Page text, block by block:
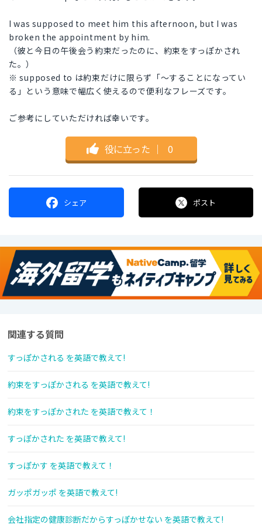
I was supposed to meet him this afternoon, but I was
broken the appointment by him.
（彼と今日の午後会う約束だったのに、約束をすっぽかされ
た。）
※ supposed to は約束だけに限らず「〜することになってい
る」という意味で幅広く使えるので便利なフレーズです。
ご参考にしていただければ幸いです。
役に立った ｜ 0
シェア ポスト
関連する質問
すっぽかされる を英語で教えて!
約束をすっぽかされる を英語で教えて!
約束をすっぽかされた を英語で教えて！
すっぽかされた を英語で教えて!
すっぽかす を英語で教えて！
ガッポガッポ を英語で教えて!
会社指定の健康診断だからすっぽかせない を英語で教えて!